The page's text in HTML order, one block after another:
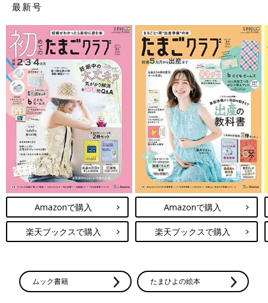
ワンオペおふろの手順など、ママ・パパの「困った！」を具体的
なテクで解決。
予防接種や乳幼児健診、事故・けがの予防と対策、病気の受診の
目安などもわかりやすく紹介しています。
切り取って使える、「赤ちゃんの月齢別 発育・発達見通し表」
つき。
最新号
Amazonで購入
楽天ブックスで購入
Amazonで購入
楽天ブックスで購入
ムック書籍 たまひよの絵本